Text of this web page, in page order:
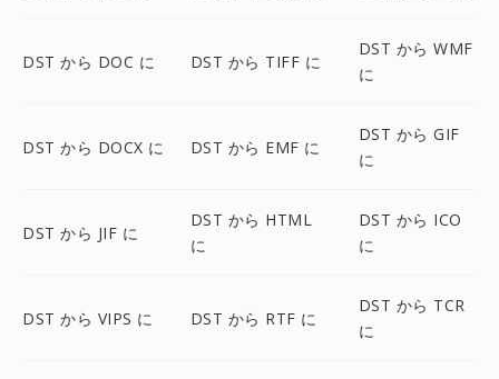
DST から DOC に DST から TIFF に
DST から WMF
に
DST から DOCX に DST から EMF に
DST から GIF
に
DST から JIF に
DST から HTML
に
DST から ICO
に
DST から VIPS に DST から RTF に
DST から TCR
に